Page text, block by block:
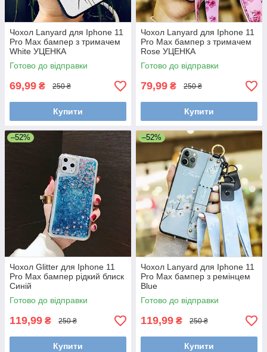
Чохол Lanyard для Iphone 11
Pro Max бампер з тримачем
White УЦЕНКА
Готово до відправки
69,99 ₴ 250 ₴
Купити
Чохол Lanyard для Iphone 11
Pro Max бампер з тримачем
Rose УЦЕНКА
Готово до відправки
79,99 ₴ 250 ₴
Купити
–52%
Чохол Glitter для Iphone 11
Pro Max бампер рідкий блиск
Синій
Готово до відправки
119,99 ₴ 250 ₴
Купити
–52%
Чохол Lanyard для Iphone 11
Pro Max бампер з ремінцем
Blue
Готово до відправки
119,99 ₴ 250 ₴
Купити